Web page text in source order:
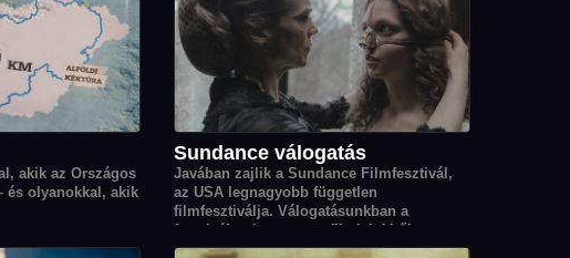
akik az Országos
és olyanokkal, akik
Sundance válogatás
Javában zajlik a Sundance Filmfesztivál,
az USA legnagyobb független
filmfesztiválja. Válogatásunkban a
fesztiválon bemutatott filmjeinkből
válogattunk.